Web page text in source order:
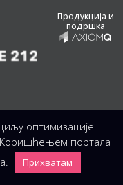
Србија
рачуноводство, техника)
Продукција и
подршка
212
оптимизације
Коришћењем портала
Прихватам